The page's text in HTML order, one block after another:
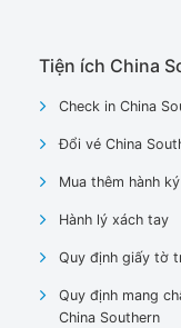
Tiện ích China
Check in China
Đổi vé China
Mua thêm hành
Hành lý xách tay
Quy định giấy tờ
Quy định mang
China Southern